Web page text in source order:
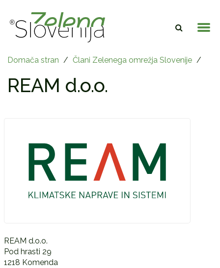
Domača stran / Člani Zelenega omrežja Slovenije /
REAM d.o.o.
REAM d.o.o.
Pod hrasti 29
1218 Komenda